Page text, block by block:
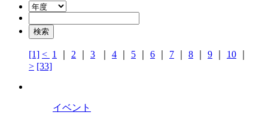
[1] < 1 2 3 4 5 6 7 8 9 10
> [33]
イベント